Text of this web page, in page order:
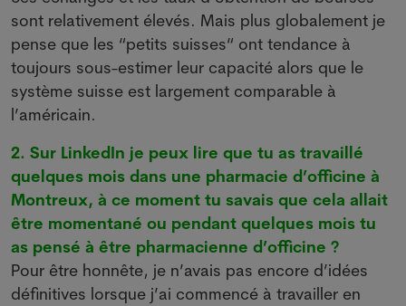
sont relativement élevés. Mais plus globalement je
pense que les “petits suisses“ ont tendance à
toujours sous-estimer leur capacité alors que le
système suisse est largement comparable à
l’américain.
2. Sur LinkedIn je peux lire que tu as travaillé
quelques mois dans une pharmacie d’officine à
Montreux, à ce moment tu savais que cela allait
être momentané ou pendant quelques mois tu
as pensé à être pharmacienne d’officine ?
Pour être honnête, je n’avais pas encore d’idées
définitives lorsque j’ai commencé à travailler en